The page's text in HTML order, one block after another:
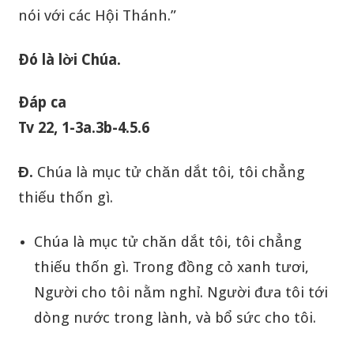
nói với các Hội Thánh.”
Ðó là lời Chúa.
Ðáp ca
Tv 22, 1-3a.3b-4.5.6
Đ. Chúa là mục tử chăn dắt tôi, tôi chẳng
thiếu thốn gì.
Chúa là mục tử chăn dắt tôi, tôi chẳng
thiếu thốn gì. Trong đồng cỏ xanh tươi,
Người cho tôi nằm nghỉ. Người đưa tôi tới
dòng nước trong lành, và bổ sức cho tôi.